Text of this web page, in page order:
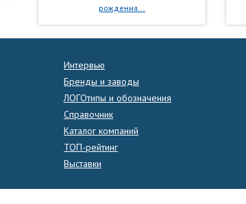
рождения...
Интервью
Бренды и заводы
ЛОГОтипы и обозначения
Справочник
Каталог компаний
ТОП-рейтинг
Выставки